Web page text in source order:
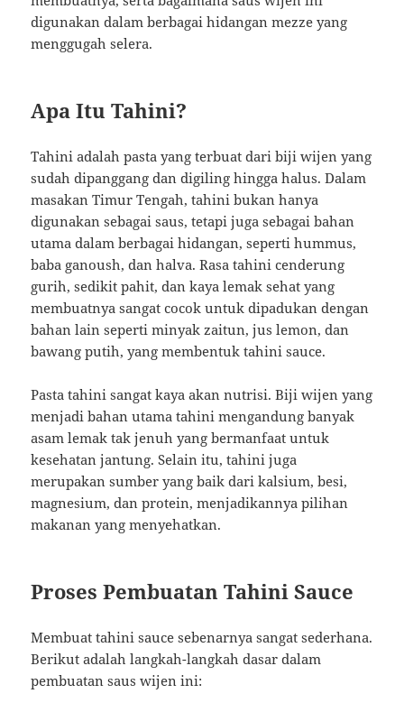
digunakan dalam berbagai hidangan mezze yang
menggugah selera.
Apa Itu Tahini?
Tahini adalah pasta yang terbuat dari biji wijen yang
sudah dipanggang dan digiling hingga halus. Dalam
masakan Timur Tengah, tahini bukan hanya
digunakan sebagai saus, tetapi juga sebagai bahan
utama dalam berbagai hidangan, seperti hummus,
baba ganoush, dan halva. Rasa tahini cenderung
gurih, sedikit pahit, dan kaya lemak sehat yang
membuatnya sangat cocok untuk dipadukan dengan
bahan lain seperti minyak zaitun, jus lemon, dan
bawang putih, yang membentuk tahini sauce.
Pasta tahini sangat kaya akan nutrisi. Biji wijen yang
menjadi bahan utama tahini mengandung banyak
asam lemak tak jenuh yang bermanfaat untuk
kesehatan jantung. Selain itu, tahini juga
merupakan sumber yang baik dari kalsium, besi,
magnesium, dan protein, menjadikannya pilihan
makanan yang menyehatkan.
Proses Pembuatan Tahini Sauce
Membuat tahini sauce sebenarnya sangat sederhana.
Berikut adalah langkah-langkah dasar dalam
pembuatan saus wijen ini: